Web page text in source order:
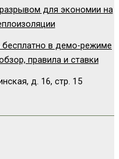
для экономии на
бесплатно в демо-режиме
правила и ставки
д. 16, стр. 15